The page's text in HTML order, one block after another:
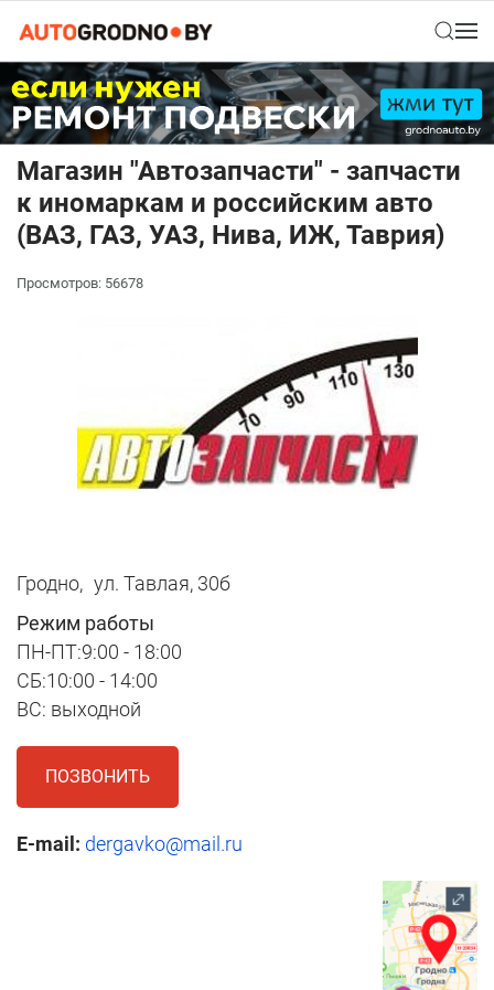
Магазин "Автозапчасти" - запчасти
к иномаркам и российским авто
(ВАЗ, ГАЗ, УАЗ, Нива, ИЖ, Таврия)
Просмотров: 56678
Гродно, ул. Тавлая, 30б
Режим работы
ПН-ПТ:9:00 - 18:00
СБ:10:00 - 14:00
ВС: выходной
ПОЗВОНИТЬ
E-mail: dergavko@mail.ru